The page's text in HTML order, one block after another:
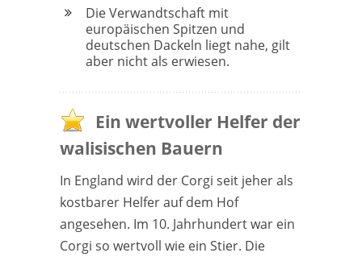
Die Verwandtschaft mit
europäischen Spitzen und
deutschen Dackeln liegt nahe, gilt
aber nicht als erwiesen.
Ein wertvoller Helfer der
walisischen Bauern
In England wird der Corgi seit jeher als
kostbarer Helfer auf dem Hof
angesehen. Im 10. Jahrhundert war ein
Corgi so wertvoll wie ein Stier. Die